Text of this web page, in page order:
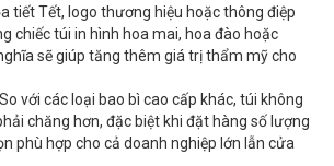
tiết Tết, logo thương hiệu hoặc thông điệp
chiếc túi in hình hoa mai, hoa đào hoặc
sẽ giúp tăng thêm giá trị thẩm mỹ cho
với các loại bao bì cao cấp khác, túi không
chăng hơn, đặc biệt khi đặt hàng số lượng
phù hợp cho cả doanh nghiệp lớn lẫn cửa